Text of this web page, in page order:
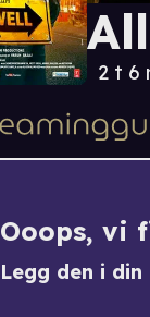
2 t 6
Ooops, vi
Legg den i